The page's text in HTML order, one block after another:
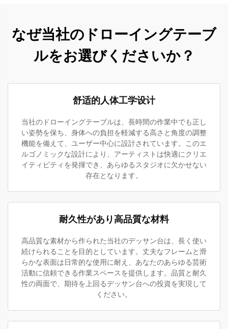
なぜ当社のドローイングテーブ
ルをお選びくださいか？
舒适的人体工学设计
当社のドローイングテーブルは、長時間の作業中でも正し
い姿勢を保ち、身体への負担を軽減する高さと角度の調整
機能を備えて、ユーザー中心に設計されています。このエ
ルゴノミックな設計により、アーティストは快適にクリエ
イティビティを発揮でき、あらゆるスタジオに欠かせない
存在となります。
耐久性があり高品質な材料
高品質な素材から作られた当社のデッサン台は、長く使い
続けられることを目的としています。丈夫なフレームと滑
らかな表面は日常的な使用に耐え、あなたのあらゆる芸術
活動に信頼できる作業スペースを提供します。品質と耐久
性の両面で、期待を上回るデッサン台への投資を実現して
ください。